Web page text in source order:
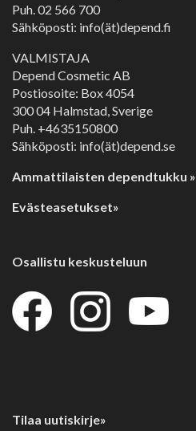
Puh.02 566 700
Sähköposti: info(ät)depend.fi
VALMISTAJA
Depend Cosmetic AB
Postiosoite: Box 4054
300 04 Halmstad, Sverige
Puh. +4635150800
Sähköposti: info(ät)depend.se
Ammattilaisten dependtukku »
Evästeasetukset»
Osallistu keskusteluun
Tilaa uutiskirje»